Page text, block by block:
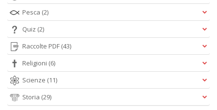
Pesca (2)
Quiz (2)
Raccolte PDF (43)
Religioni (6)
Scienze (11)
Storia (29)